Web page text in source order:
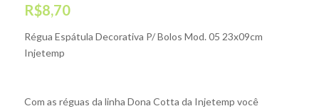
R$8,70
Régua Espátula Decorativa P/ Bolos Mod. 05 23x09cm
Injetemp
Com as réguas da linha Dona Cotta da Injetemp você